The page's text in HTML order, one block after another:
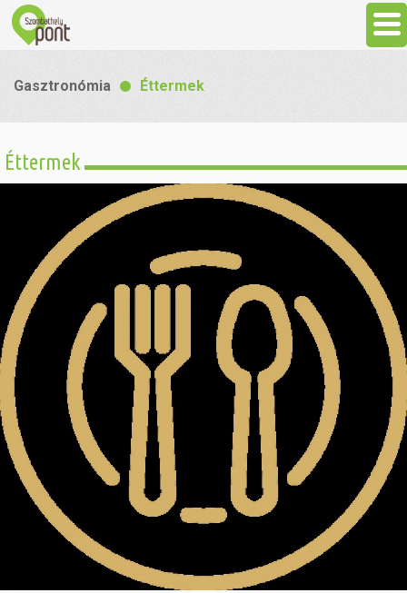
Látnivalók
Gasztronómia
Szállás
Sport
Szabadidő
Hasznos
Gasztronómia Éttermek
Éttermek